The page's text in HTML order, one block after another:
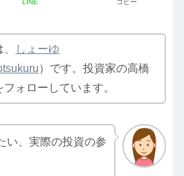
しょーゆ
）です。投資家の高橋
フォローしています。
い、実際の投資の参